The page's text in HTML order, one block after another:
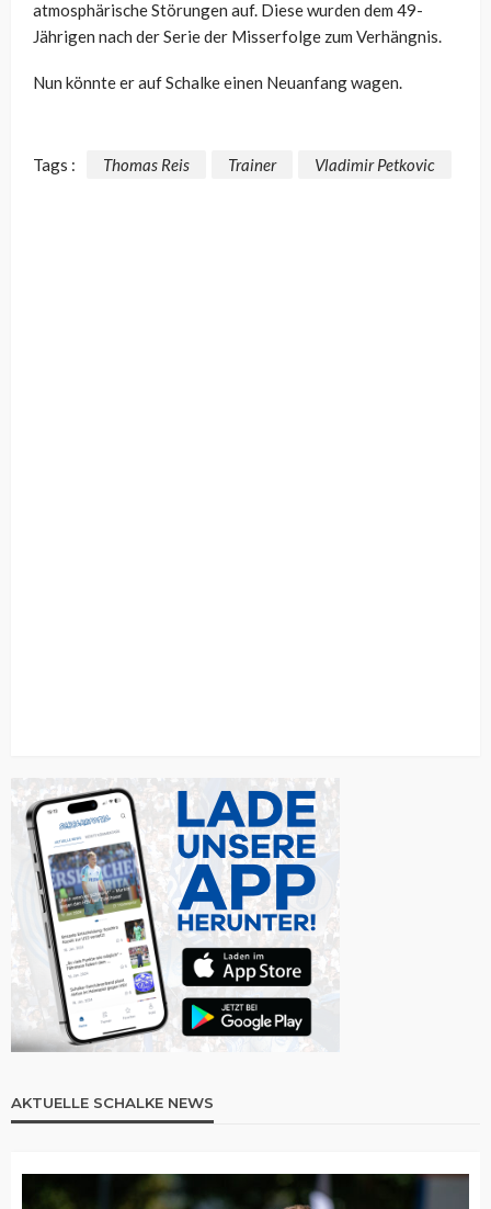
atmosphärische Störungen auf. Diese wurden dem 49-
Jährigen nach der Serie der Misserfolge zum Verhängnis.
Nun könnte er auf Schalke einen Neuanfang wagen.
Tags : Thomas Reis Trainer Vladimir Petkovic
AKTUELLE SCHALKE NEWS